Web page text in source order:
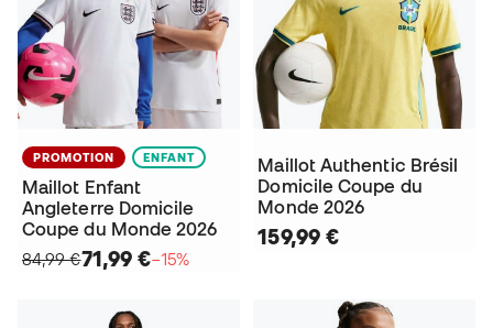
PROMOTION ENFANT
Maillot Enfant
Angleterre Domicile
Coupe du Monde 2026
84,99 €71,99 €−15%
Maillot Authentic Brésil
Domicile Coupe du
Monde 2026
159,99 €